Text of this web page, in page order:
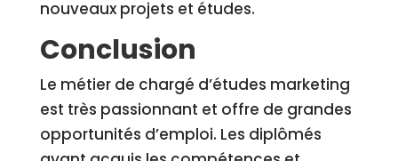
nouveaux projets et études.
Conclusion
Le métier de chargé d’études marketing
est très passionnant et offre de grandes
opportunités d’emploi. Les diplômés